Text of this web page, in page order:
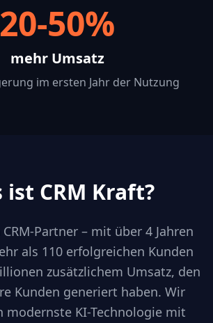
20-50%
mehr Umsatz
im ersten Jahr der Nutzung
ist CRM Kraft?
Partner – mit über 4 Jahren
als 110 erfolgreichen Kunden
zusätzlichem Umsatz, den
Kunden generiert haben. Wir
modernste KI-Technologie mit